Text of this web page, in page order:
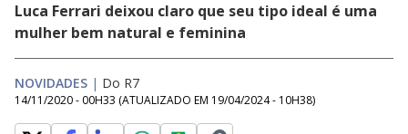
Luca Ferrari deixou claro que seu tipo ideal é uma
mulher bem natural e feminina
NOVIDADES | Do R7
14/11/2020 - 00H33 (ATUALIZADO EM 19/04/2024 - 10H38)